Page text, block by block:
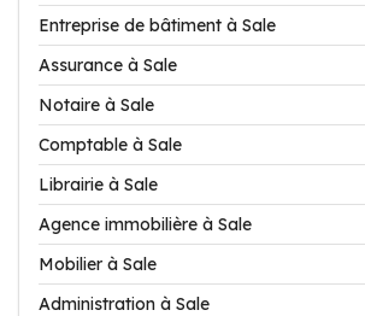
Entreprise de bâtiment à Sale
Assurance à Sale
Notaire à Sale
Comptable à Sale
Librairie à Sale
Agence immobilière à Sale
Mobilier à Sale
Administration à Sale